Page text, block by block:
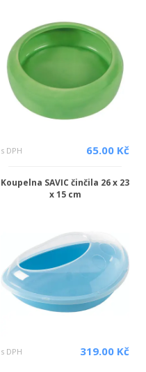
s DPH 65.00 Kč
Koupelna SAVIC činčila 26 x 23
x 15 cm
s DPH 319.00 Kč